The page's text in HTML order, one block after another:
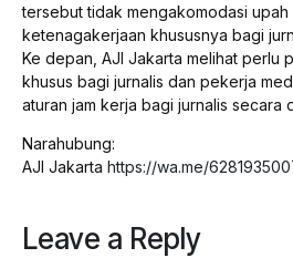
tersebut tidak mengakomodasi upah
ketenagakerjaan khususnya bagi
Ke depan, AJI Jakarta melihat perlu
khusus bagi jurnalis dan pekerja
aturan jam kerja bagi jurnalis secara
Narahubung:
AJI Jakarta https://wa.me/
Leave a Reply